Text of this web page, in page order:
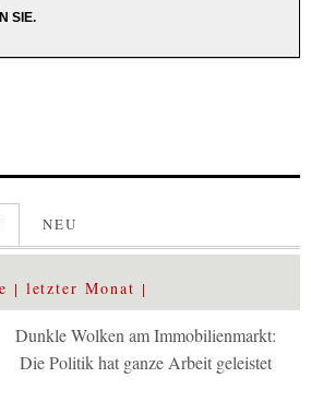
SIE.
NEU
letzter Monat
Dunkle Wolken am Immobilienmarkt:
Die Politik hat ganze Arbeit geleistet